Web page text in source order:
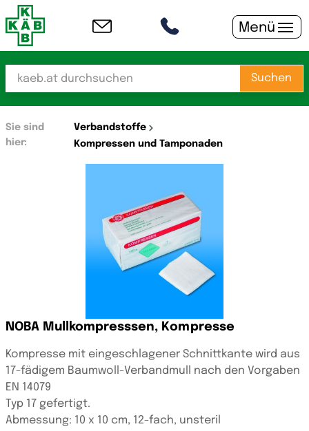
Menü
Suchen
Sie sind
hier:
Verbandstoffe
Kompressen und Tamponaden
NOBA Mullkompresssen, Kompresse
Kompresse mit eingeschlagener Schnittkante wird aus
17-fädigem Baumwoll-Verbandmull nach den Vorgaben
EN 14079
Typ 17 gefertigt.
Abmessung: 10 x 10 cm, 12-fach, unsteril